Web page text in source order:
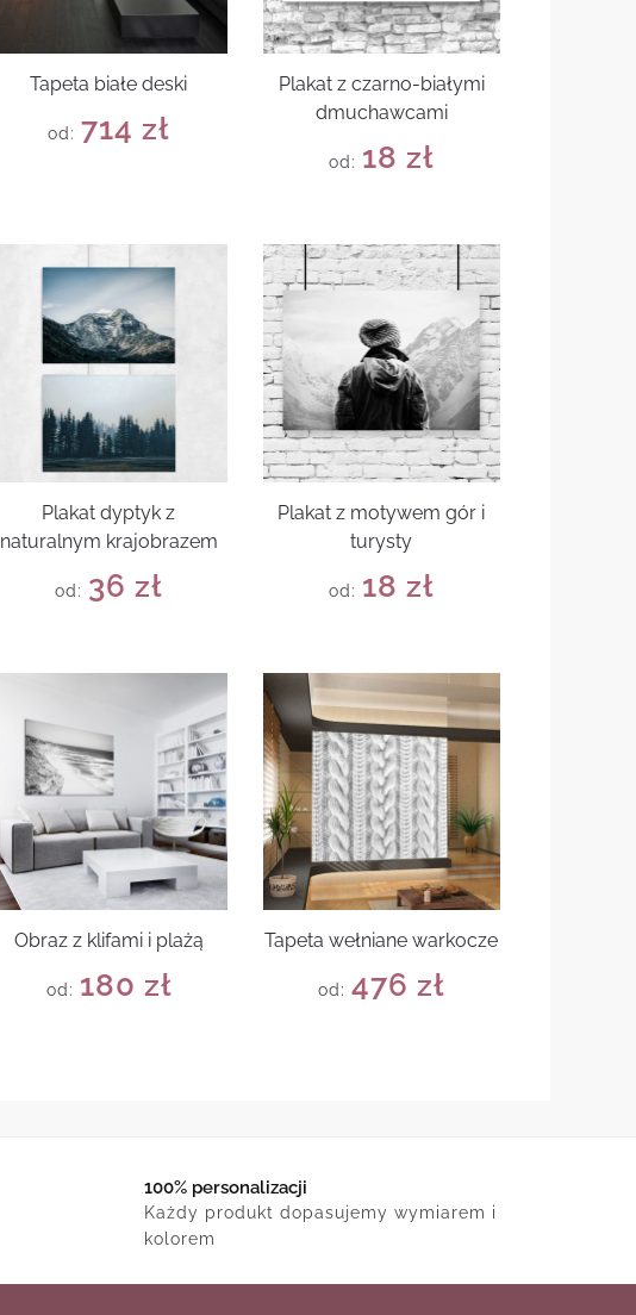
Tapeta białe deski
od: 714zł
Plakat z czarno-białymi
dmuchawcami
od: 18zł
Plakat dyptyk z
naturalnym krajobrazem
od: 36zł
Plakat z motywem gór i
turysty
od: 18zł
Obraz z klifami i plażą
od: 180 zł
Tapeta wełniane warkocze
od:476zł
100% personalizacji
Każdy produkt dopasujemy wymiarem i
kolorem